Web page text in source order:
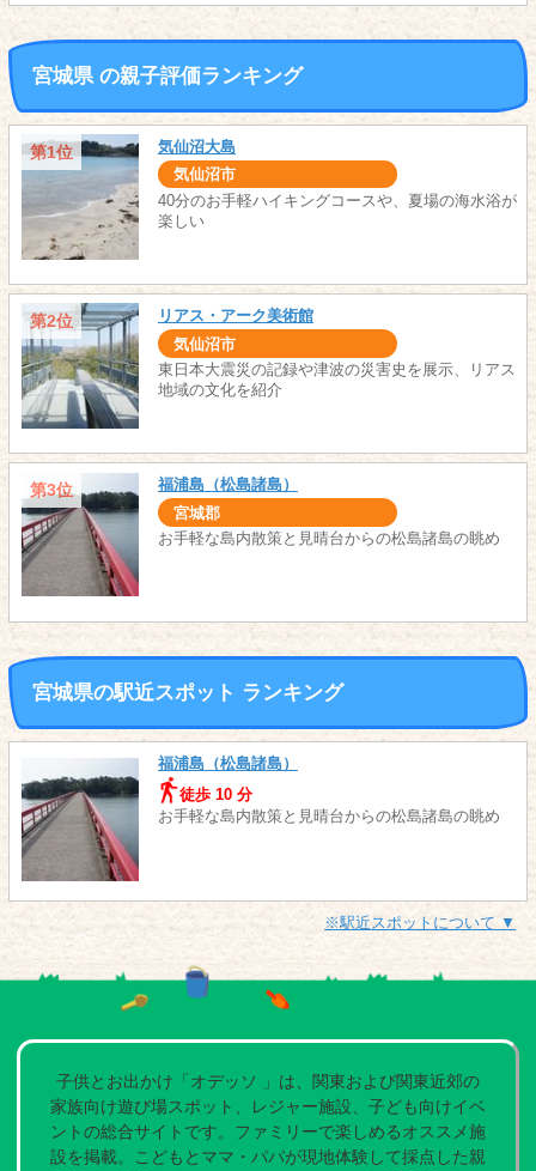
宮城県 の親子評価ランキング
第1位 気仙沼大島
気仙沼市
40分のお手軽ハイキングコースや、夏場の海水浴が
楽しい
第2位 リアス・アーク美術館
気仙沼市
東日本大震災の記録や津波の災害史を展示、リアス
地域の文化を紹介
第3位 福浦島（松島諸島）
宮城郡
お手軽な島内散策と見晴台からの松島諸島の眺め
宮城県の駅近スポット ランキング
福浦島（松島諸島）
徒歩 10 分
お手軽な島内散策と見晴台からの松島諸島の眺め
※駅近スポットについて ▼
子供とお出かけ「オデッソ 」は、関東および関東近郊の
家族向け遊び場スポット、レジャー施設、子ども向けイベ
ントの総合サイトです。ファミリーで楽しめるオススメ施
設を掲載。こどもとママ・パパが現地体験して採点した親